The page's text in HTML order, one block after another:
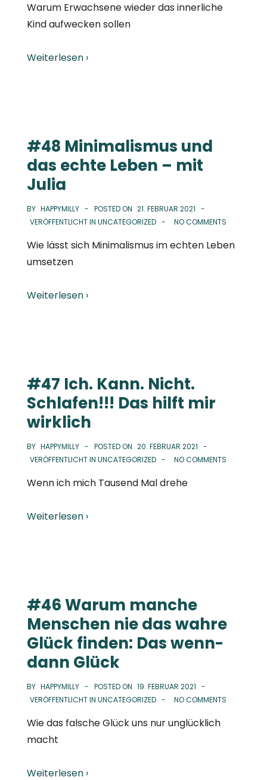
Warum Erwachsene wieder das innerliche
Kind aufwecken sollen
Weiterlesen ›
#48 Minimalismus und
das echte Leben – mit
Julia
BY HAPPYMILLY POSTED ON 21. FEBRUAR 2021
VERÖFFENTLICHT IN UNCATEGORIZED NO COMMENTS
Wie lässt sich Minimalismus im echten Leben
umsetzen
Weiterlesen ›
#47 Ich. Kann. Nicht.
Schlafen!!! Das hilft mir
wirklich
BY HAPPYMILLY POSTED ON 20. FEBRUAR 2021
VERÖFFENTLICHT IN UNCATEGORIZED NO COMMENTS
Wenn ich mich Tausend Mal drehe
Weiterlesen ›
#46 Warum manche
Menschen nie das wahre
Glück finden: Das wenn-
dann Glück
BY HAPPYMILLY POSTED ON 19. FEBRUAR 2021
VERÖFFENTLICHT IN UNCATEGORIZED NO COMMENTS
Wie das falsche Glück uns nur unglücklich
macht
Weiterlesen ›